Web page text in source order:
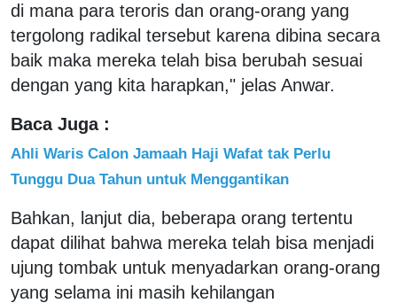
di mana para teroris dan orang-orang yang
tergolong radikal tersebut karena dibina secara
baik maka mereka telah bisa berubah sesuai
dengan yang kita harapkan," jelas Anwar.
Baca Juga :
Ahli Waris Calon Jamaah Haji Wafat tak Perlu
Tunggu Dua Tahun untuk Menggantikan
Bahkan, lanjut dia, beberapa orang tertentu
dapat dilihat bahwa mereka telah bisa menjadi
ujung tombak untuk menyadarkan orang-orang
yang selama ini masih kehilangan